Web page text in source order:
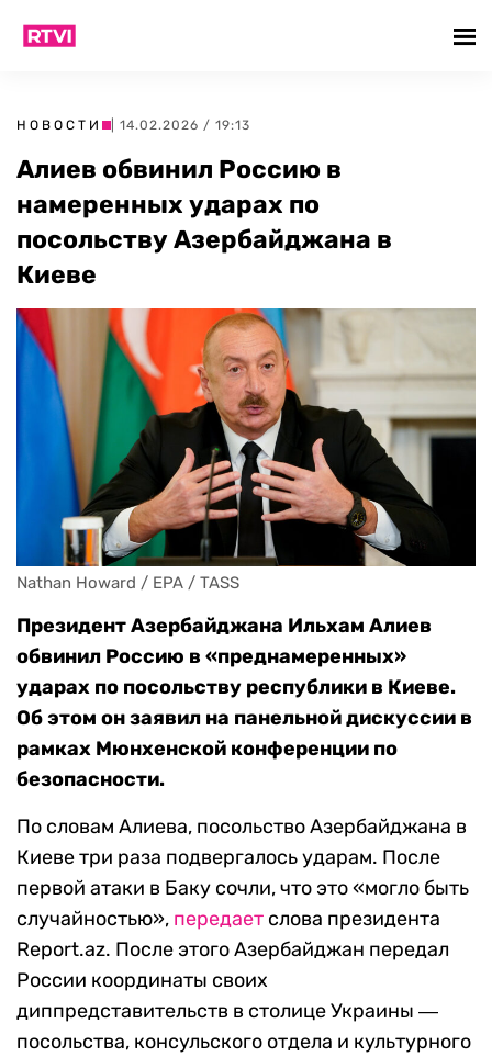
НОВОСТИ | 14.02.2026 / 19:13
Алиев обвинил Россию в
намеренных ударах по
посольству Азербайджана в
Киеве
Nathan Howard / EPA / TASS
Президент Азербайджана Ильхам Алиев
обвинил Россию в «преднамеренных»
ударах по посольству республики в Киеве.
Об этом он заявил на панельной дискуссии в
рамках Мюнхенской конференции по
безопасности.
По словам Алиева, посольство Азербайджана в
Киеве три раза подвергалось ударам. После
первой атаки в Баку сочли, что это «могло быть
случайностью», передает слова президента
Report.az. После этого Азербайджан передал
России координаты своих
диппредставительств в столице Украины ―
посольства, консульского отдела и культурного